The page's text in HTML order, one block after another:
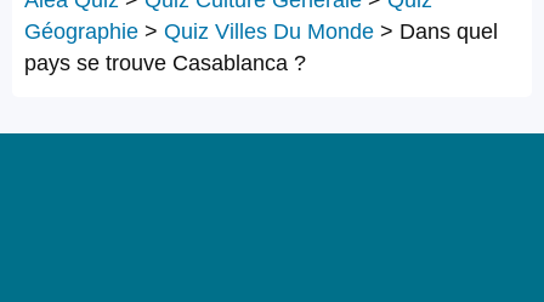
Géographie > Quiz Villes Du Monde > Dans quel
pays se trouve Casablanca ?